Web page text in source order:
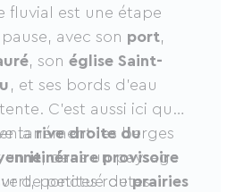
fluvial est une étape
avec son port,
, son église Saint-
, et ses bords d’eau
C’est aussi ici que
les berges
unitinéraire provisoire
de petites routes
larive droite du
, dans un paysage
ponctué deprairies